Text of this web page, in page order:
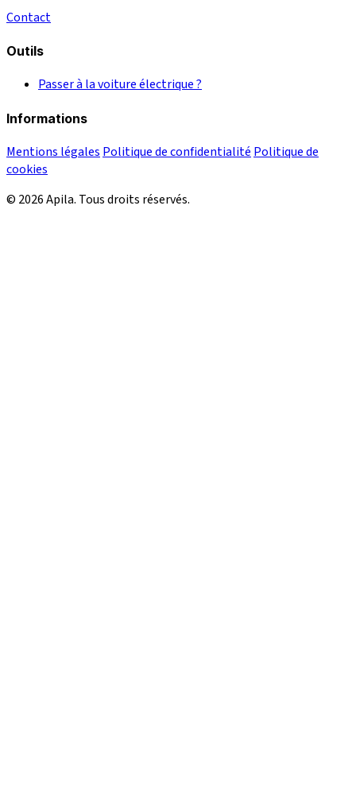
Contact
Outils
Passer à la voiture électrique ?
Informations
Mentions légales Politique de confidentialité Politique de
cookies
© 2026 Apila. Tous droits réservés.